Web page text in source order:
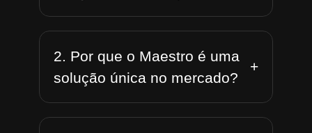
2. Por que o Maestro é uma
solução única no mercado?
+